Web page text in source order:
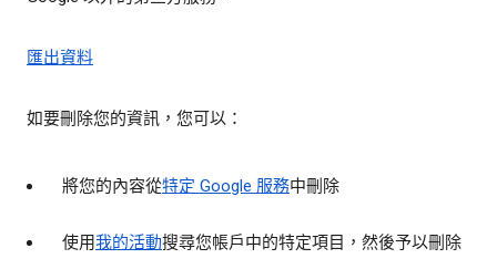
匯出資料
如要刪除您的資訊，您可以：
將您的內容從特定 Google 服務中刪除
使用我的活動搜尋您帳戶中的特定項目，然後予以刪除